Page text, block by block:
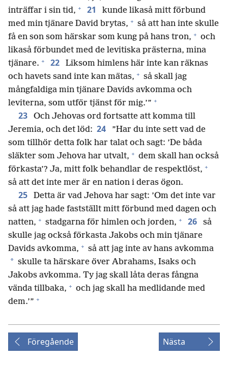
inträffar i sin tid, + 21
kunde likaså mitt förbund
med min tjänare David brytas, + så att han inte skulle
få en son som härskar som kung på hans tron, + och
likaså förbundet med de levitiska prästerna, mina
tjänare. + 22
Liksom himlens här inte kan räknas
och havets sand inte kan mätas, + så skall jag
mångfaldiga min tjänare Davids avkomma och
leviterna, som utför tjänst för mig.’” +
23
Och Jehovas ord fortsatte att komma till
Jeremia, och det löd: 24
”Har du inte sett vad de
som tillhör detta folk har talat och sagt: ’De båda
släkter som Jehova har utvalt, + dem skall han också
förkasta’? Ja, mitt folk behandlar de respektlöst, +
så att det inte mer är en nation i deras ögon.
25
Detta är vad Jehova har sagt: ’Om det inte var
så att jag hade fastställt mitt förbund med dagen och
natten, + stadgarna för himlen och jorden, + 26
så
skulle jag också förkasta Jakobs och min tjänare
Davids avkomma, + så att jag inte av hans avkomma
* skulle ta härskare över Abrahams, Isaks och
Jakobs avkomma. Ty jag skall låta deras fångna
vända tillbaka, + och jag skall ha medlidande med
dem.’” +
Föregående Nästa